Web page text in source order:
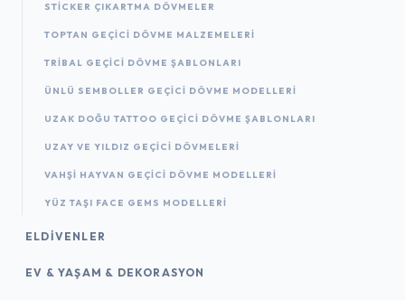
STICKER ÇIKARTMA DÖVMELER
TOPTAN GEÇICI DÖVME MALZEMELERI
TRIBAL GEÇICI DÖVME ŞABLONLARI
ÜNLÜ SEMBOLLER GEÇICI DÖVME MODELLERI
UZAK DOĞU TATTOO GEÇICI DÖVME ŞABLONLARI
UZAY VE YILDIZ GEÇICI DÖVMELERI
VAHŞI HAYVAN GEÇICI DÖVME MODELLERI
YÜZ TAŞI FACE GEMS MODELLERI
ELDIVENLER
EV & YAŞAM & DEKORASYON